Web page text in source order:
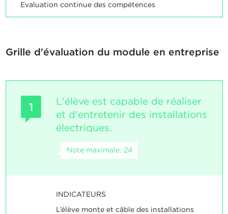
Evaluation continue des compétences
Grille d'évaluation du module en entreprise
1
L'élève est capable de réaliser
et d'entretenir des installations
électriques.
Note maximale: 24
INDICATEURS
L’élève monte et câble des installations